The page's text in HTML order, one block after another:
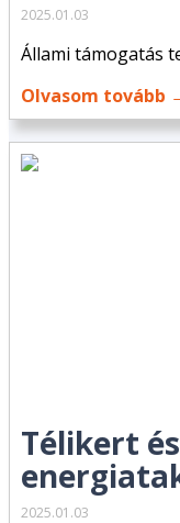
2025.01.03
Állami támogatás
Olvasom tovább
Télikert és
2025.01.03